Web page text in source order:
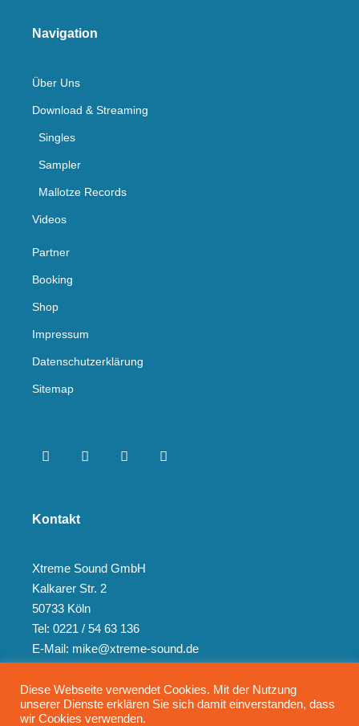
Navigation
Über Uns
Download & Streaming
Singles
Sampler
Mallotze Records
Videos
Partner
Booking
Shop
Impressum
Datenschutzerklärung
Sitemap
Kontakt
Xtreme Sound GmbH
Kalkarer Str. 2
50733 Köln
Tel: 0221 / 54 63 136
E-Mail: mike@xtreme-sound.de
Diese Webseite verwendet Cookies. Mit der Nutzung
unserer Dienste erklären Sie sich damit einverstanden, dass
wir Cookies verwenden.